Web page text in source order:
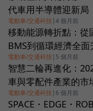
代車用半導體迎新局
電動車/交通科技 |4 個月前
移動能源轉折點：從
BMS到循環經濟全面
電動車/交通科技 | 5 個月前
智慧二輪再進化：
車與零配件產業的市
電動車/交通科技 | 6 個月前
SPACE・EDGE・